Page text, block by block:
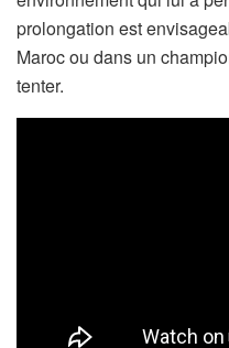
prolongation est
Maroc ou dans un
tenter.